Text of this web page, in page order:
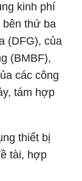
kinh phí
bên thứ ba
(DFG), của
(BMBF),
các công
tám hợp
thiết bị
tài, hợp